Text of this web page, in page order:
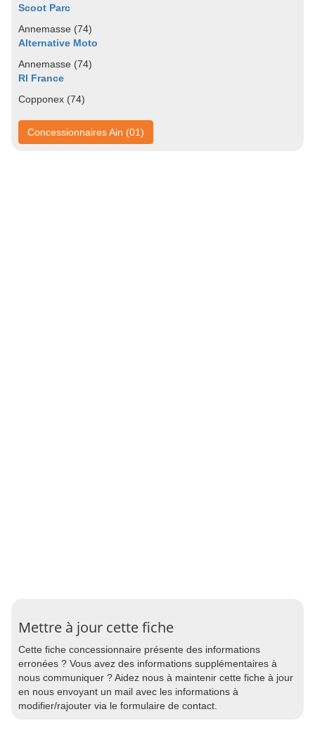
Scoot Parc
Annemasse (74)
Alternative Moto
Annemasse (74)
Rl France
Copponex (74)
Concessionnaires Ain (01)
Mettre à jour cette fiche
Cette fiche concessionnaire présente des informations
erronées ? Vous avez des informations supplémentaires à
nous communiquer ? Aidez nous à maintenir cette fiche à jour
en nous envoyant un mail avec les informations à
modifier/rajouter via le formulaire de contact.